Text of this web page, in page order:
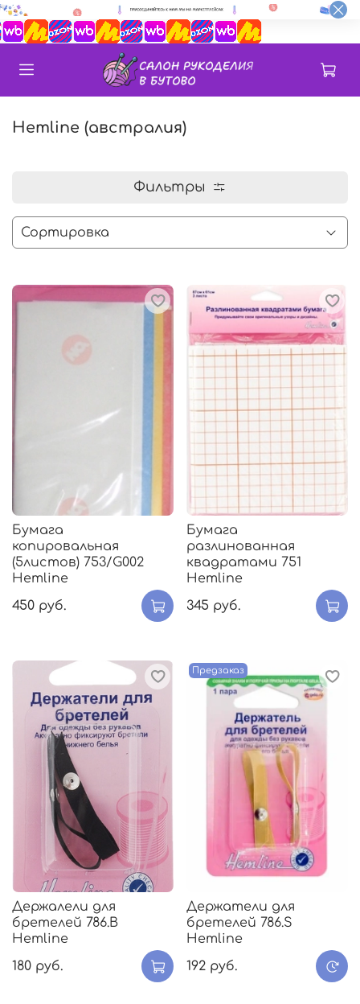
Hemline (австралия)
Фильтры
Бумага
копировальная
(5листов) 753/G002
Hemline
450 руб.
Бумага
разлинованная
квадратами 751
Hemline
345 руб.
Держалели для
бретелей 786.B
Hemline
180 руб.
Предзаказ
Держатели для
бретелей 786.S
Hemline
192 руб.